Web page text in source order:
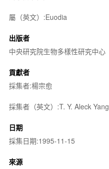
屬（英文）:Euodia
出版者
中央研究院生物多樣性研究中心
貢獻者
採集者:楊宗愈
採集者（英文）:T. Y. Aleck Yang
日期
採集日期:1995-11-15
來源